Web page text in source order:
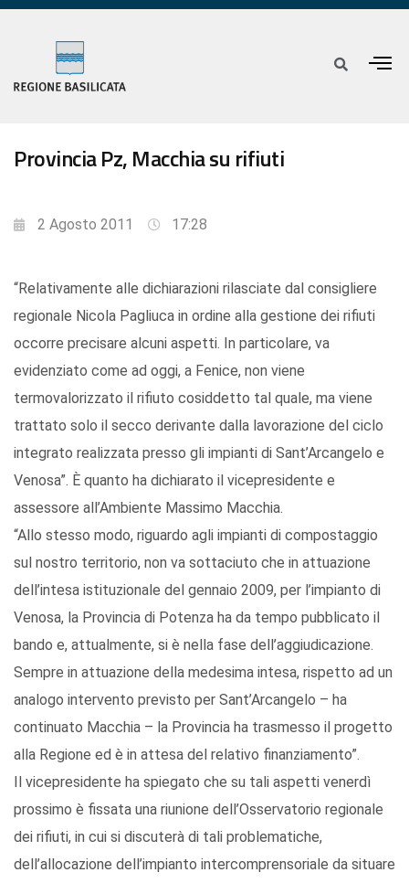
Provincia Pz, Macchia su rifiuti
2 Agosto 2011 17:28
“Relativamente alle dichiarazioni rilasciate dal consigliere
regionale Nicola Pagliuca in ordine alla gestione dei rifiuti
occorre precisare alcuni aspetti. In particolare, va
evidenziato come ad oggi, a Fenice, non viene
termovalorizzato il rifiuto cosiddetto tal quale, ma viene
trattato solo il secco derivante dalla lavorazione del ciclo
integrato realizzata presso gli impianti di Sant’Arcangelo e
Venosa”. È quanto ha dichiarato il vicepresidente e
assessore all’Ambiente Massimo Macchia.
“Allo stesso modo, riguardo agli impianti di compostaggio
sul nostro territorio, non va sottaciuto che in attuazione
dell’intesa istituzionale del gennaio 2009, per l’impianto di
Venosa, la Provincia di Potenza ha da tempo pubblicato il
bando e, attualmente, si è nella fase dell’aggiudicazione.
Sempre in attuazione della medesima intesa, rispetto ad un
analogo intervento previsto per Sant’Arcangelo – ha
continuato Macchia – la Provincia ha trasmesso il progetto
alla Regione ed è in attesa del relativo finanziamento”.
Il vicepresidente ha spiegato che su tali aspetti venerdì
prossimo è fissata una riunione dell’Osservatorio regionale
dei rifiuti, in cui si discuterà di tali problematiche,
dell’allocazione dell’impianto intercomprensoriale da situare